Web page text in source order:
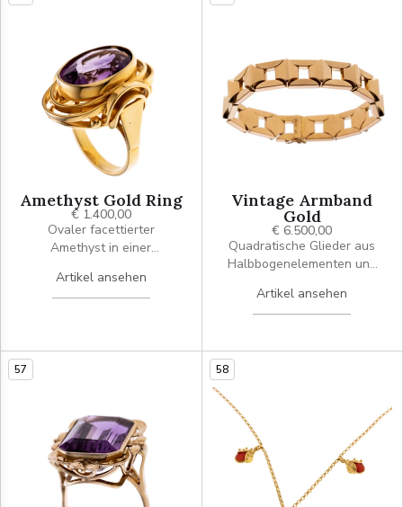
Amethyst Gold Ring
€ 1.400,00
Ovaler facettierter
Amethyst in einer
weitere ovale Ringe rahmen
den Stein. Die Ringschultern
Artikel ansehen
Vintage Armband
Gold
€ 6.500,00
Quadratische Glieder aus
Halbbogenelementen und
Zwischengliedern. Signiert
"DL"
Artikel ansehen
57 58